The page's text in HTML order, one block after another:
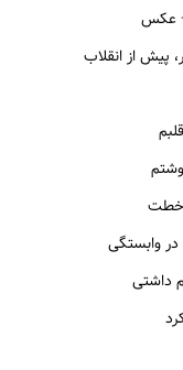
عکس
پیش از انقلاب
خطت
وابستگی
داشتی